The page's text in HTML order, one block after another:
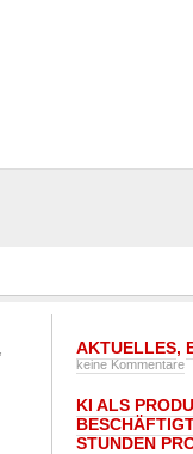
AKTUELLES,
keine Kommentare
KI ALS
STUNDEN